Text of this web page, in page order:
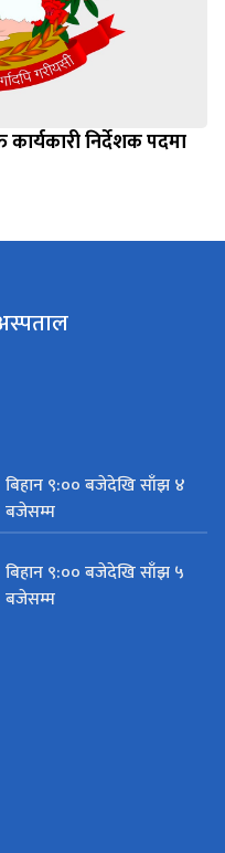
निर्देशक पदमा
बिहान ९:०० बजेदेखि साँझ ४
बजेसम्म
बिहान ९:०० बजेदेखि साँझ ५
बजेसम्म